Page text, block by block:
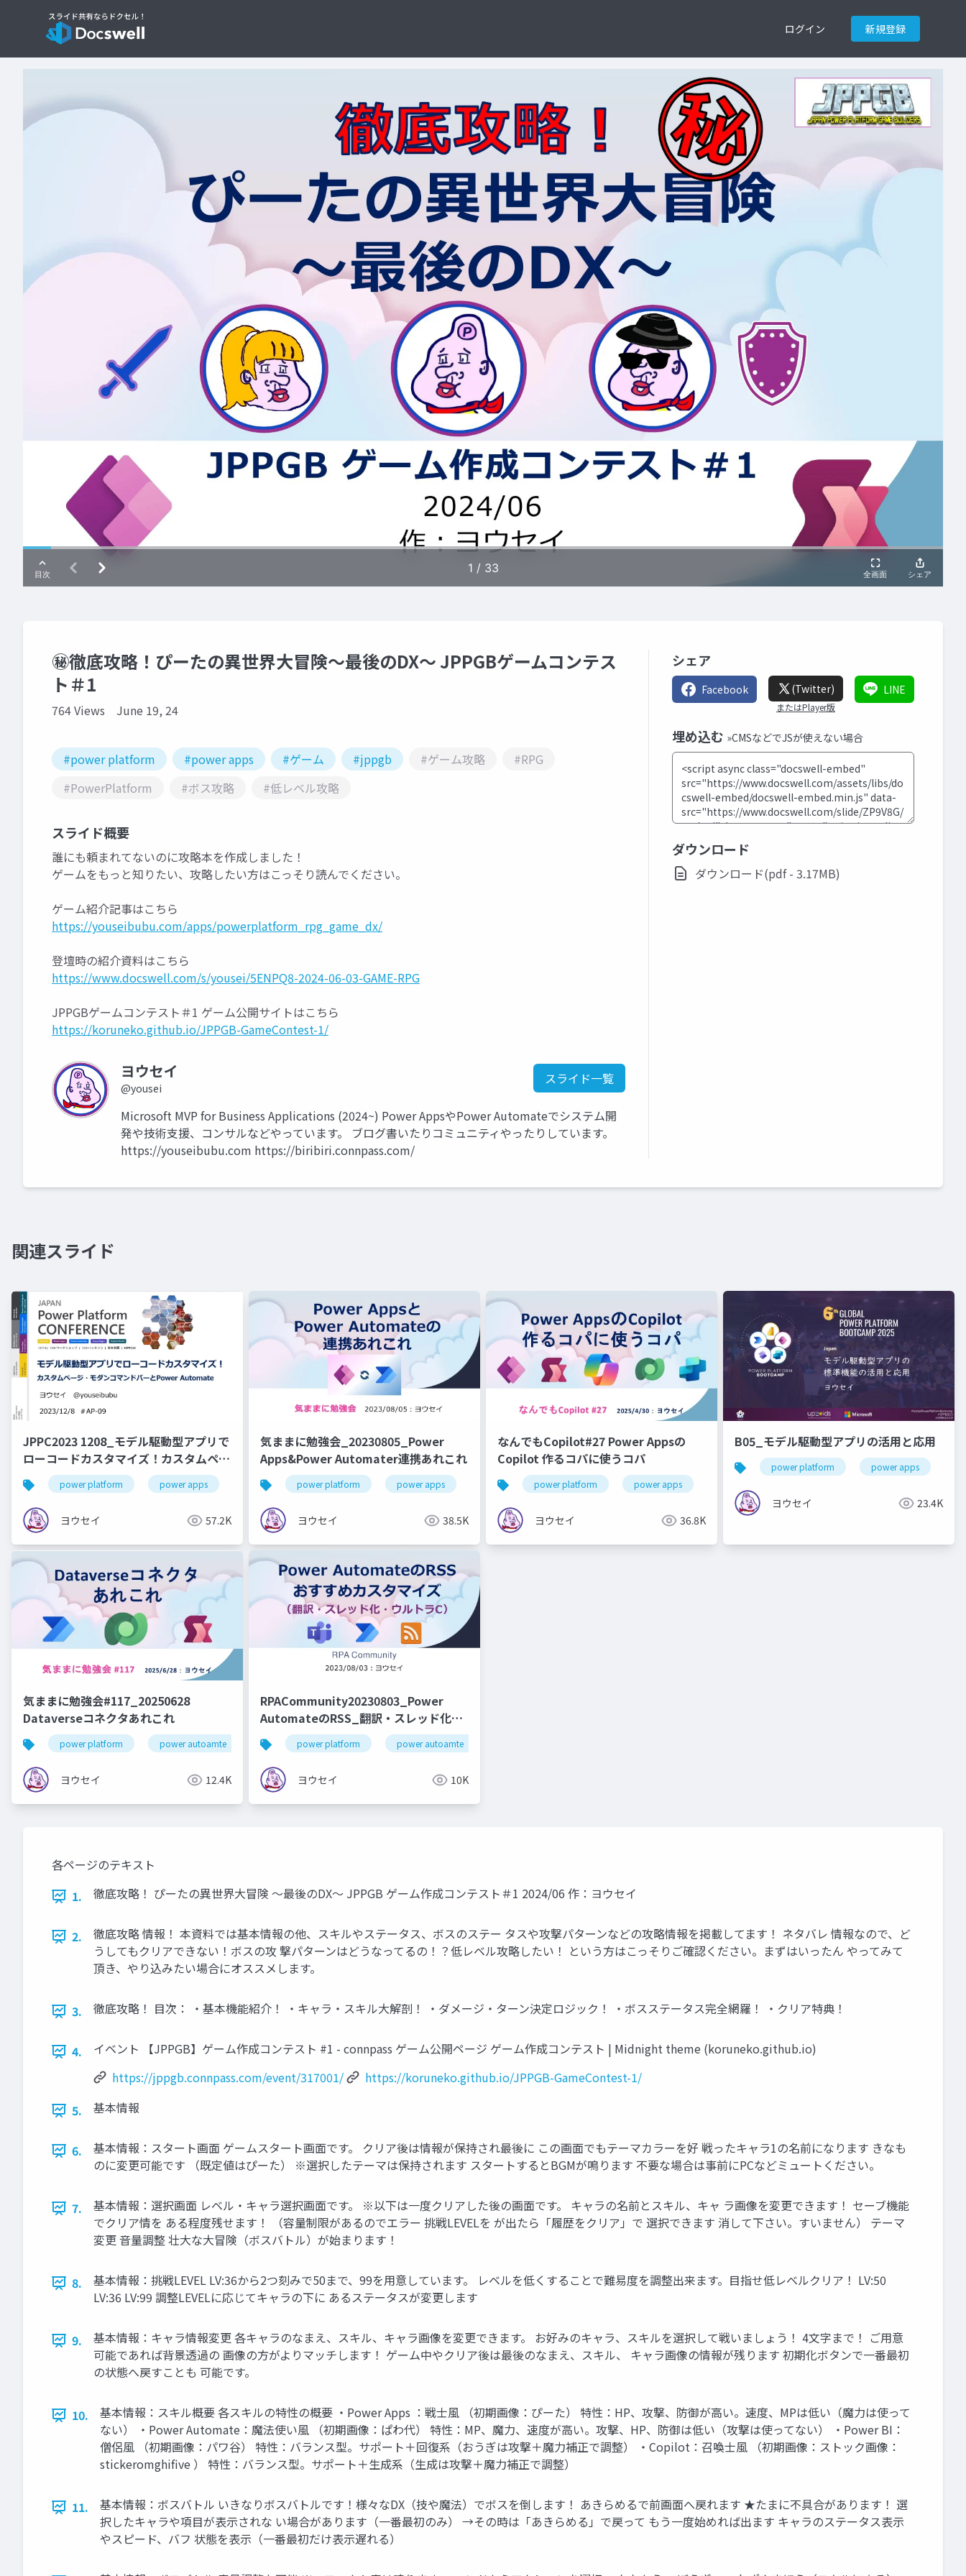
ログイン 新規登録
㊙徹底攻略！ぴーたの異世界大冒険～最後のDX～ JPPGBゲームコンテス
ト＃1
764 Views June 19, 24
#power platform #power apps #ゲーム #jppgb #ゲーム攻略
#RPG
#PowerPlatform
#ボス攻略 #低レベル攻略
スライド概要
誰にも頼まれてないのに攻略本を作成しました！
ゲームをもっと知りたい、攻略したい方はこっそり読んでください。
ゲーム紹介記事はこちら
https://youseibubu.com/apps/powerplatform_rpg_game_dx/
登壇時の紹介資料はこちら
https://www.docswell.com/s/yousei/5ENPQ8-2024-06-03-GAME-RPG
JPPGBゲームコンテスト＃1 ゲーム公開サイトはこちら
https://koruneko.github.io/JPPGB-GameContest-1/
ヨウセイ
@yousei
スライド一覧
Microsoft MVP for Business Applications (2024~) Power AppsやPower Automateでシステム開
発や技術支援、コンサルなどやっています。 ブログ書いたりコミュニティやったりしています。
https://youseibubu.com https://biribiri.connpass.com/
シェア
Facebook (Twitter)
またはPlayer版
LINE
埋め込む »CMSなどでJSが使えない場合
ダウンロード
ダウンロード(pdf - 3.17MB)
関連スライド
JPPC2023 1208_モデル駆動型アプリで
ローコードカスタマイズ！カスタムペー
ジ・モダンコマンドバーとPower
Automate
power platform power apps power autoamte jppc2023
ヨウセイ 57.2K
気ままに勉強会_20230805_Power
Apps&Power Automater連携あれこれ
power platform power apps power autoamte
ヨウセイ 38.5K
なんでもCopilot#27 Power Appsの
Copilot 作るコパに使うコパ
power platform power apps
ヨウセイ 36.8K
B05_モデル駆動型アプリの活用と応用
power platform power apps
ヨウセイ 23.4K
気ままに勉強会#117_20250628
Dataverseコネクタあれこれ
power platform power autoamte power apps dataverse
ヨウセイ 12.4K
RPACommunity20230803_Power
AutomateのRSS_翻訳・スレッド化・
ウルトラCpower platform power autoamte
ヨウセイ 10K
各ページのテキスト
1.
徹底攻略！ ぴーたの異世界大冒険 ～最後のDX～ JPPGB ゲーム作成コンテスト＃1 2024/06 作：ヨウセイ
2.
徹底攻略 情報！ 本資料では基本情報の他、スキルやステータス、ボスのステー タスや攻撃パターンなどの攻略情報を掲載してます！ ネタバレ 情報なので、ど
うしてもクリアできない！ボスの攻 撃パターンはどうなってるの！？低レベル攻略したい！ という方はこっそりご確認ください。まずはいったん やってみて
頂き、やり込みたい場合にオススメします。
3. 徹底攻略！ 目次： ・基本機能紹介！ ・キャラ・スキル大解剖！ ・ダメージ・ターン決定ロジック！ ・ボスステータス完全網羅！ ・クリア特典！
4.
イベント 【JPPGB】ゲーム作成コンテスト #1 - connpass ゲーム公開ページ ゲーム作成コンテスト | Midnight theme (koruneko.github.io)
https://jppgb.connpass.com/event/317001/
https://koruneko.github.io/JPPGB-GameContest-1/
5.
基本情報
6.
基本情報：スタート画面 ゲームスタート画面です。 クリア後は情報が保持され最後に この画面でもテーマカラーを好 戦ったキャラ1の名前になります きなも
のに変更可能です （既定値はぴーた） ※選択したテーマは保持されます スタートするとBGMが鳴ります 不要な場合は事前にPCなどミュートください。
7.
基本情報：選択画面 レベル・キャラ選択画面です。 ※以下は一度クリアした後の画面です。 キャラの名前とスキル、キャ ラ画像を変更できます！ セーブ機能
でクリア情を ある程度残せます！ （容量制限があるのでエラー 挑戦LEVELを が出たら「履歴をクリア」で 選択できます 消して下さい。すいません） テーマ
変更 音量調整 壮大な大冒険（ボスバトル）が始まります！
8.
基本情報：挑戦LEVEL LV:36から2つ刻みで50まで、99を用意しています。 レベルを低くすることで難易度を調整出来ます。目指せ低レベルクリア！ LV:50
LV:36 LV:99 調整LEVELに応じてキャラの下に あるステータスが変更します
9.
基本情報：キャラ情報変更 各キャラのなまえ、スキル、キャラ画像を変更できます。 お好みのキャラ、スキルを選択して戦いましょう！ 4文字まで！ ご用意
可能であれば背景透過の 画像の方がよりマッチします！ ゲーム中やクリア後は最後のなまえ、スキル、 キャラ画像の情報が残ります 初期化ボタンで一番最初
の状態へ戻すことも 可能です。
10.
基本情報：スキル概要 各スキルの特性の概要 ・Power Apps ：戦士風 （初期画像：ぴーた） 特性：HP、攻撃、防御が高い。速度、MPは低い（魔力は使って
ない） ・Power Automate：魔法使い風 （初期画像：ぱわ代） 特性：MP、魔力、速度が高い。攻撃、HP、防御は低い（攻撃は使ってない） ・Power BI：
僧侶風 （初期画像：パワ谷） 特性：バランス型。サポート＋回復系（おうぎは攻撃＋魔力補正で調整） ・Copilot：召喚士風 （初期画像：ストック画像：
stickeromghifive ） 特性：バランス型。サポート＋生成系（生成は攻撃＋魔力補正で調整）
11.
基本情報：ボスバトル いきなりボスバトルです！様々なDX（技や魔法）でボスを倒します！ あきらめるで前画面へ戻れます ★たまに不具合があります！ 選
択したキャラや項目が表示されな い場合があります（一番最初のみ） →その時は「あきらめる」で戻って もう一度始めれば出ます キャラのステータス表示
やスピード、バフ 状態を表示（一番最初だけ表示遅れる）